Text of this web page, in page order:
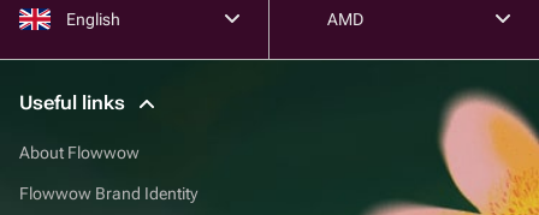
English AMD
Useful links
About Flowwow
Flowwow Brand Identity